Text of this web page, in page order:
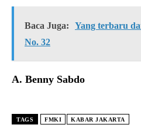
Baca Juga:
Yang terbaru
No. 32
A. Benny Sabdo
TAGS FMKI KABAR JAKARTA